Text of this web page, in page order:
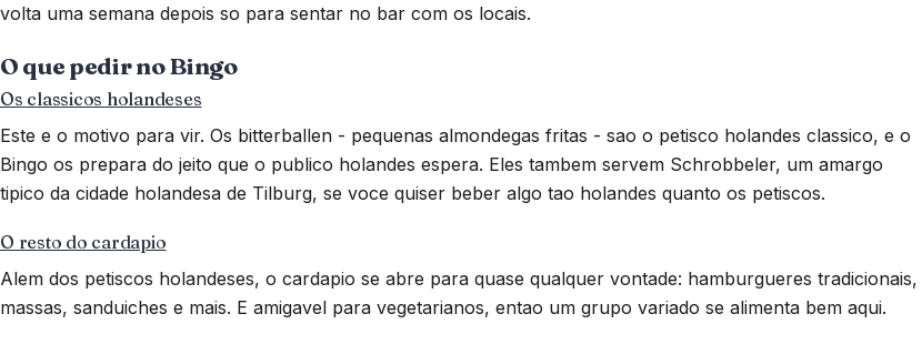
volta uma semana depois so para sentar no bar com os locais.
O que pedir no Bingo
Os classicos holandeses
Este e o motivo para vir. Os bitterballen - pequenas almondegas fritas - sao o petisco holandes classico, e o
Bingo os prepara do jeito que o publico holandes espera. Eles tambem servem Schrobbeler, um amargo
tipico da cidade holandesa de Tilburg, se voce quiser beber algo tao holandes quanto os petiscos.
O resto do cardapio
Alem dos petiscos holandeses, o cardapio se abre para quase qualquer vontade: hamburgueres tradicionais,
massas, sanduiches e mais. E amigavel para vegetarianos, entao um grupo variado se alimenta bem aqui.